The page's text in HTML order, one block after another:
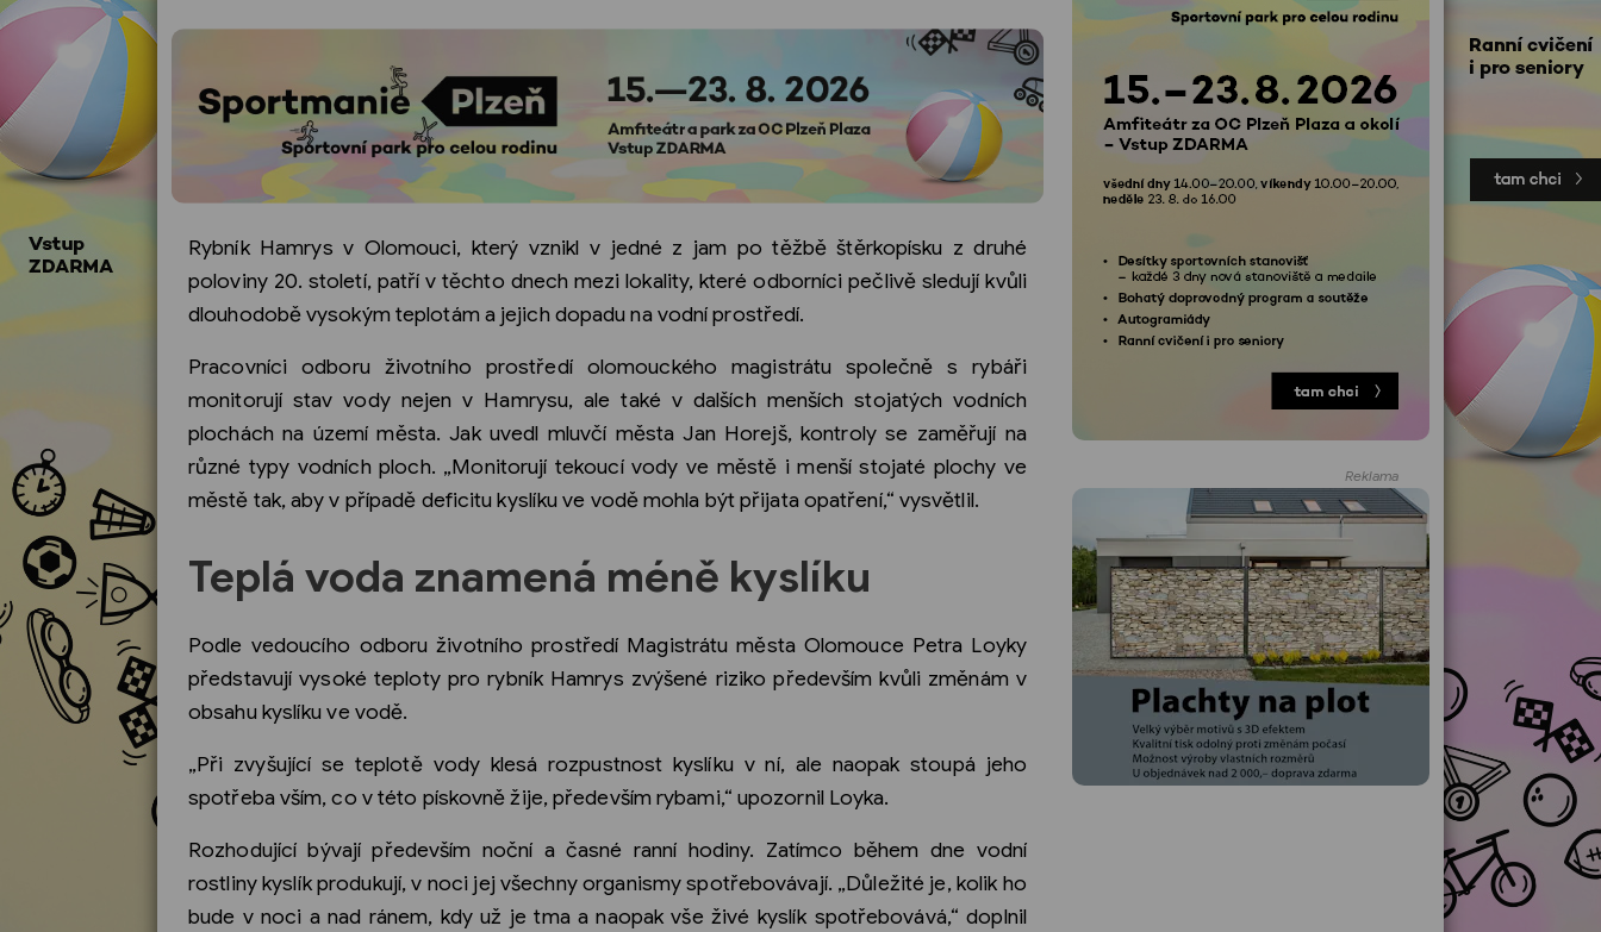
Rybník Hamrys v Olomouci, který vznikl v jedné z jam po těžbě štěrkopísku z druhé
poloviny 20. století, patří v těchto dnech mezi lokality, které odborníci pečlivě sledují kvůli
dlouhodobě vysokým teplotám a jejich dopadu na vodní prostředí.
Pracovníci odboru životního prostředí olomouckého magistrátu společně s rybáři
monitorují stav vody nejen v Hamrysu, ale také v dalších menších stojatých vodních
plochách na území města. Jak uvedl mluvčí města Jan Horejš, kontroly se zaměřují na
různé typy vodních ploch. „Monitorují tekoucí vody ve městě i menší stojaté plochy ve
městě tak, aby v případě deficitu kyslíku ve vodě mohla být přijata opatření,“ vysvětlil.
Teplá voda znamená méně kyslíku
Podle vedoucího odboru životního prostředí Magistrátu města Olomouce Petra Loyky
představují vysoké teploty pro rybník Hamrys zvýšené riziko především kvůli změnám v
obsahu kyslíku ve vodě.
„Při zvyšující se teplotě vody klesá rozpustnost kyslíku v ní, ale naopak stoupá jeho
spotřeba vším, co v této pískovně žije, především rybami,“ upozornil Loyka.
Rozhodující bývají především noční a časné ranní hodiny. Zatímco během dne vodní
rostliny kyslík produkují, v noci jej všechny organismy spotřebovávají. „Důležité je, kolik ho
bude v noci a nad ránem, kdy už je tma a naopak vše živé kyslík spotřebovává,“ doplnil
Reklama